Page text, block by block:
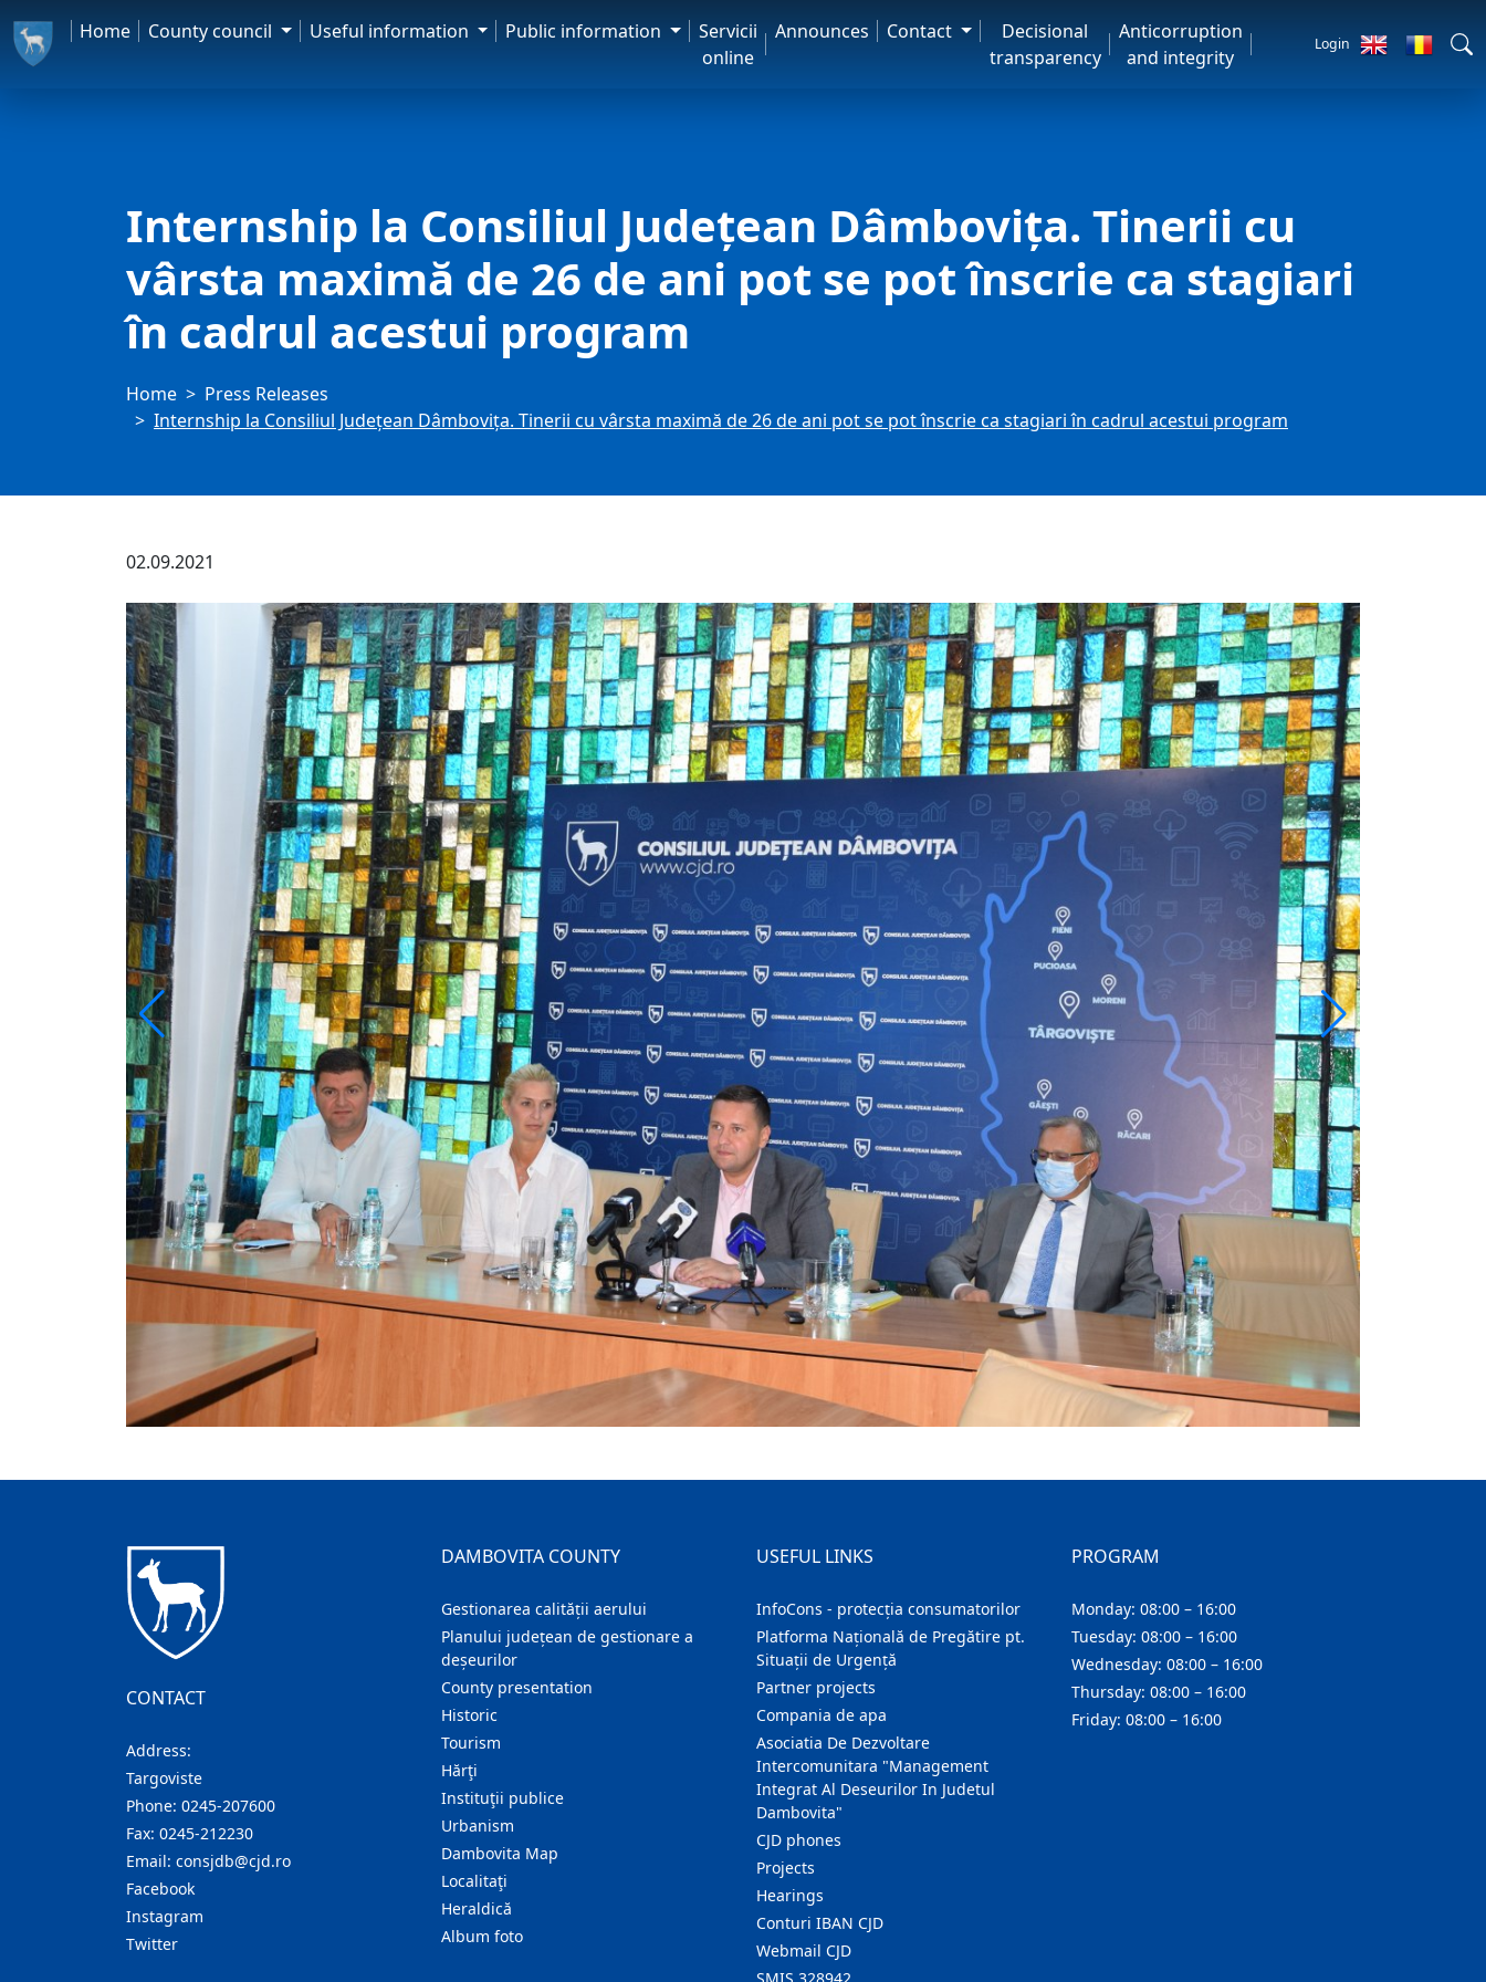
Home County council Useful information Public information
Servicii
online
Announces Contact
Decisional
transparency
Anticorruption
and integrity
Login
Internship la Consiliul Județean Dâmbovița. Tinerii cu
vârsta maximă de 26 de ani pot se pot înscrie ca stagiari
în cadrul acestui program
Home
Press Releases
Internship la Consiliul Județean Dâmbovița. Tinerii cu vârsta maximă de 26 de ani pot se pot înscrie ca stagiari în cadrul acestui program
02.09.2021
CONTACT
Address:
Targoviste
Phone: 0245-207600
Fax: 0245-212230
Email: consjdb@cjd.ro
Facebook
Instagram
Twitter
DAMBOVITA COUNTY
Gestionarea calității aerului
Planului județean de gestionare a
deșeurilor
County presentation
Historic
Tourism
Hărţi
Instituţii publice
Urbanism
Dambovita Map
Localitaţi
Heraldică
Album foto
USEFUL LINKS
InfoCons - protecția consumatorilor
Platforma Națională de Pregătire pt.
Situații de Urgență
Partner projects
Compania de apa
Asociatia De Dezvoltare
Intercomunitara "Management
Integrat Al Deseurilor In Judetul
Dambovita"
CJD phones
Projects
Hearings
Conturi IBAN CJD
Webmail CJD
PROGRAM
Monday: 08:00 – 16:00
Tuesday: 08:00 – 16:00
Wednesday: 08:00 – 16:00
Thursday: 08:00 – 16:00
Friday: 08:00 – 16:00